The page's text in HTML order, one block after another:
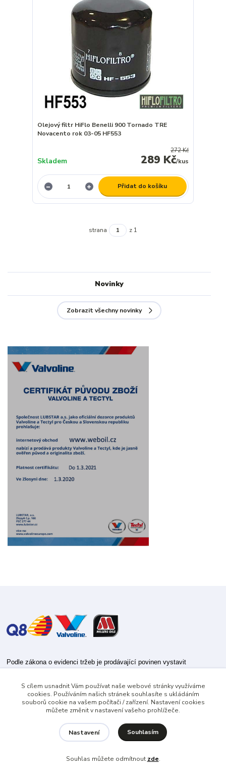
Olejový filtr HiFlo Benelli 900 Tornado TRE
Novacento rok 03-05 HF553
272 Kč
289 Kč/kus
Skladem
Přidat do košíku
strana z 1
Novinky
Zobrazit všechny novinky
Podle zákona o evidenci tržeb je prodávající povinen vystavit
Zároveň je povinen zaevidovat přijatou tržbu u správce daně online; v
případě technického výpadku pak nejpozději do 48 hodin.
S cílem usnadnit Vám používat naše webové stránky využíváme
cookies. Používáním našich stránek souhlasíte s ukládáním
souborů cookie na vašem počítači / zařízení. Nastavení cookies
můžete změnit v nastavení vašeho prohlížeče.
Nastavení Souhlasím
Souhlas můžete odmítnout zde.